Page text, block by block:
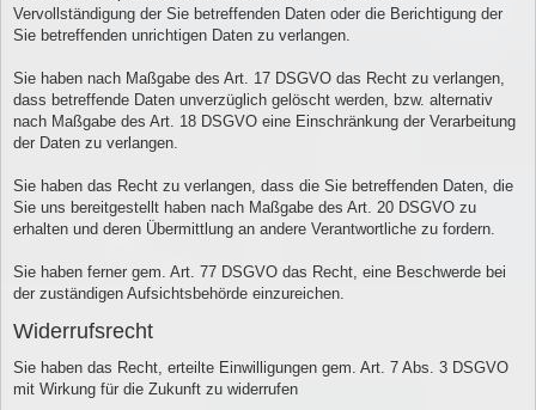
Vervollständigung der Sie betreffenden Daten oder die Berichtigung der
Sie betreffenden unrichtigen Daten zu verlangen.
Sie haben nach Maßgabe des Art. 17 DSGVO das Recht zu verlangen,
dass betreffende Daten unverzüglich gelöscht werden, bzw. alternativ
nach Maßgabe des Art. 18 DSGVO eine Einschränkung der Verarbeitung
der Daten zu verlangen.
Sie haben das Recht zu verlangen, dass die Sie betreffenden Daten, die
Sie uns bereitgestellt haben nach Maßgabe des Art. 20 DSGVO zu
erhalten und deren Übermittlung an andere Verantwortliche zu fordern.
Sie haben ferner gem. Art. 77 DSGVO das Recht, eine Beschwerde bei
der zuständigen Aufsichtsbehörde einzureichen.
Widerrufsrecht
Sie haben das Recht, erteilte Einwilligungen gem. Art. 7 Abs. 3 DSGVO
mit Wirkung für die Zukunft zu widerrufen